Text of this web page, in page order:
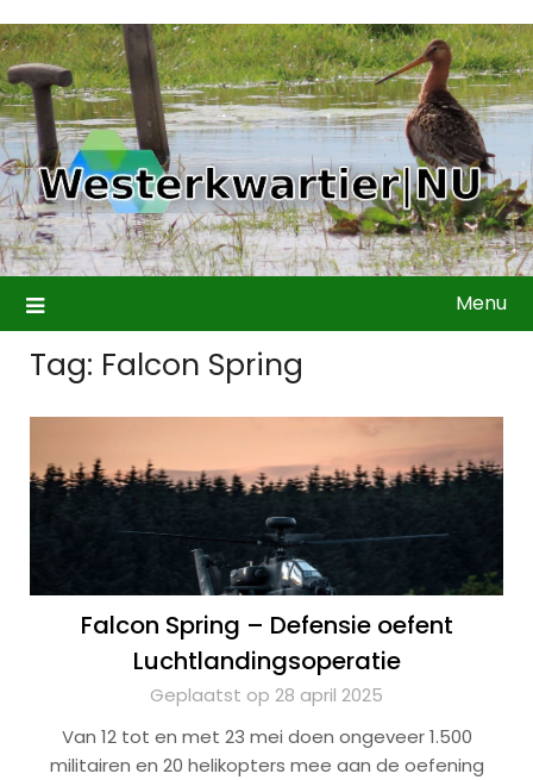
naar
de
inhoud
Menu
Tag: Falcon Spring
Falcon Spring – Defensie oefent
Luchtlandingsoperatie
Geplaatst op 28 april 2025
Van 12 tot en met 23 mei doen ongeveer 1.500
militairen en 20 helikopters mee aan de oefening